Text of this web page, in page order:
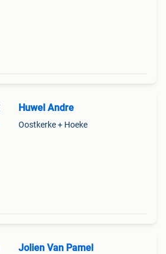
Huwel Andre
Oostkerke + Hoeke
Jolien Van Pamel